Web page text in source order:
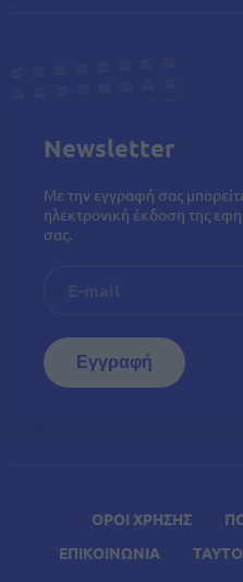
ΟΡΟΙ ΧΡΗΣΗΣ
ΕΠΙΚΟΙΝΩΝΙΑ
Newsletter
Με την εγγραφή σας
ηλεκτρονική έκδοση της
σας.